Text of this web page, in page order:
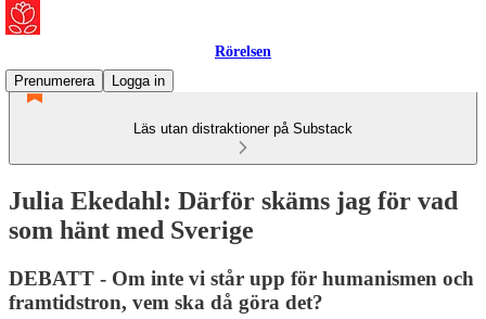
Rörelsen
Prenumerera
Logga in
Läs utan distraktioner på Substack
Julia Ekedahl: Därför skäms jag för vad
som hänt med Sverige
DEBATT - Om inte vi står upp för humanismen och
framtidstron, vem ska då göra det?